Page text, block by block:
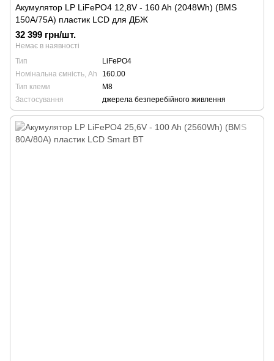
Акумулятор LP LiFePO4 12,8V - 160 Ah (2048Wh) (BMS
150A/75А) пластик LCD для ДБЖ
32 399 грн/шт.
Немає в наявності
Тип
LiFePO4
Номінальна ємність, Ah
160.00
Тип клеми
М8
Застосування
джерела безперебійного живлення